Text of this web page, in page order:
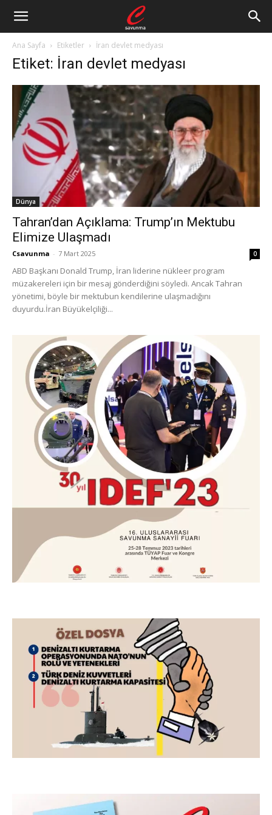
Ana Sayfa Etiketler İran devlet medyası
Etiket: İran devlet medyası
Dünya
Tahran’dan Açıklama: Trump’ın Mektubu
Elimize Ulaşmadı
Csavunma - 7 Mart 2025 0
ABD Başkanı Donald Trump, İran liderine nükleer program
müzakereleri için bir mesaj gönderdiğini söyledi. Ancak Tahran
yönetimi, böyle bir mektubun kendilerine ulaşmadığını
duyurdu.İran Büyükelçiliği...